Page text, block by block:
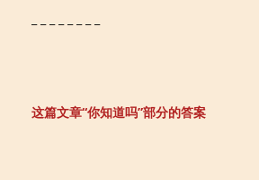
这篇文章“你知道吗”部分的答案